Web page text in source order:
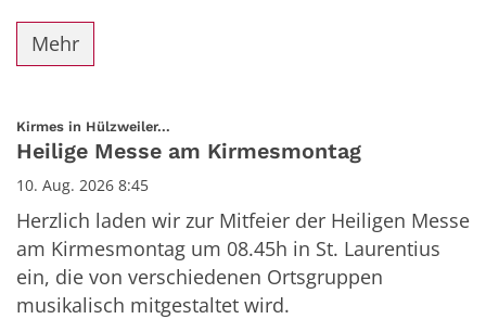
Mehr
Kirmes in Hülzweiler...
Heilige Messe am Kirmesmontag
10. Aug. 2026 8:45
Herzlich laden wir zur Mitfeier der Heiligen Messe
am Kirmesmontag um 08.45h in St. Laurentius
ein, die von verschiedenen Ortsgruppen
musikalisch mitgestaltet wird.